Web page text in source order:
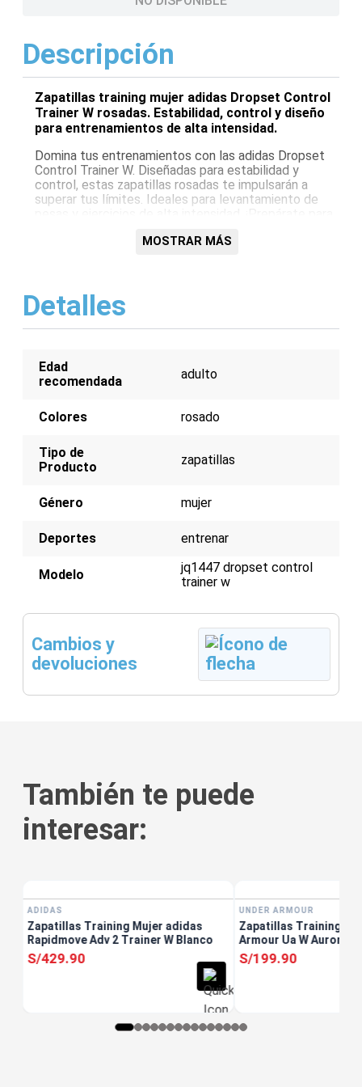
Descripción
Zapatillas training mujer adidas Dropset Control
Trainer W rosadas. Estabilidad, control y diseño
para entrenamientos de alta intensidad.
Domina tus entrenamientos con las adidas Dropset
Control Trainer W. Diseñadas para estabilidad y
control, estas zapatillas rosadas te impulsarán a
superar tus límites. Ideales para levantamiento de
Color: Rosado
Estabilidad optimizada
Ideal para entrenamiento de fuerza
MOSTRAR MÁS
Detalles
Edad
recomendada
adulto
Colores rosado
Tipo de
Producto
zapatillas
Género mujer
Deportes entrenar
Modelo
jq1447 dropset control
trainer w
Cambios y
devoluciones
También te puede
interesar:
UNDER ARMOUR
Zapatillas Training
Armour Ua W Aurora 3
S/199.90